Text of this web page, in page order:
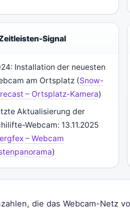
Signal
Installation der neuesten
am Ortsplatz (Snow-
– Ortsplatz-Kamera)
Aktualisierung der
Webcam: 13.11.2025
– Webcam
)
die das Webcam-Netz